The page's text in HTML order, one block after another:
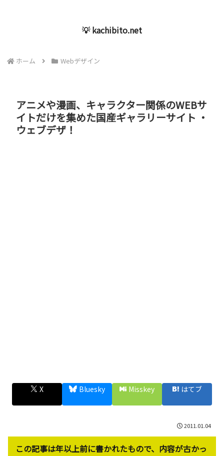
💡 kachibito.net
ホーム Webデザイン
アニメや漫画、キャラクター関係のWEBサ
イトだけを集めた国産ギャラリーサイト ・
ウェブデザ！
X Bluesky Misskey はてブ
2011.01.04
この記事は年以上前に書かれたもので、内容が古かっ